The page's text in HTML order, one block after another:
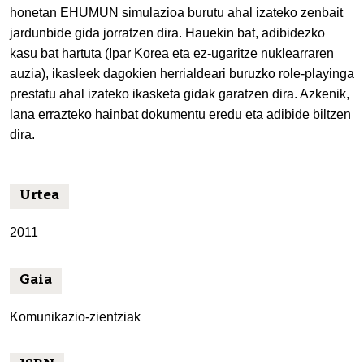
honetan EHUMUN simulazioa burutu ahal izateko zenbait
jardunbide gida jorratzen dira. Hauekin bat, adibidezko
kasu bat hartuta (Ipar Korea eta ez-ugaritze nuklearraren
auzia), ikasleek dagokien herrialdeari buruzko role-playinga
prestatu ahal izateko ikasketa gidak garatzen dira. Azkenik,
lana errazteko hainbat dokumentu eredu eta adibide biltzen
dira.
Urtea
2011
Gaia
Komunikazio-zientziak